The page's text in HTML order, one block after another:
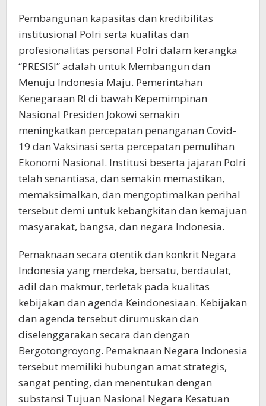
Pembangunan kapasitas dan kredibilitas
institusional Polri serta kualitas dan
profesionalitas personal Polri dalam kerangka
“PRESISI” adalah untuk Membangun dan
Menuju Indonesia Maju. Pemerintahan
Kenegaraan RI di bawah Kepemimpinan
Nasional Presiden Jokowi semakin
meningkatkan percepatan penanganan Covid-
19 dan Vaksinasi serta percepatan pemulihan
Ekonomi Nasional. Institusi beserta jajaran Polri
telah senantiasa, dan semakin memastikan,
memaksimalkan, dan mengoptimalkan perihal
tersebut demi untuk kebangkitan dan kemajuan
masyarakat, bangsa, dan negara Indonesia.
Pemaknaan secara otentik dan konkrit Negara
Indonesia yang merdeka, bersatu, berdaulat,
adil dan makmur, terletak pada kualitas
kebijakan dan agenda Keindonesiaan. Kebijakan
dan agenda tersebut dirumuskan dan
diselenggarakan secara dan dengan
Bergotongroyong. Pemaknaan Negara Indonesia
tersebut memiliki hubungan amat strategis,
sangat penting, dan menentukan dengan
substansi Tujuan Nasional Negara Kesatuan